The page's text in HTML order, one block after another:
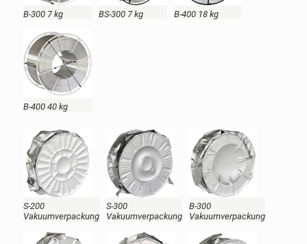
B-300 7 kg BS-300 7 kg B-400 18 kg
B-400 40 kg
S-200
Vakuumverpackung
S-300
Vakuumverpackung
B-300
Vakuumverpackung